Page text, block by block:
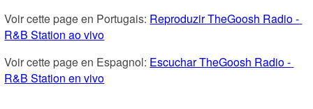
Voir cette page en Portugais: Reproduzir TheGoosh Radio -
R&B Station ao vivo
Voir cette page en Espagnol: Escuchar TheGoosh Radio -
R&B Station en vivo